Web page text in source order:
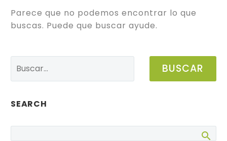
Parece que no podemos encontrar lo que
buscas. Puede que buscar ayude.
BUSCAR
SEARCH